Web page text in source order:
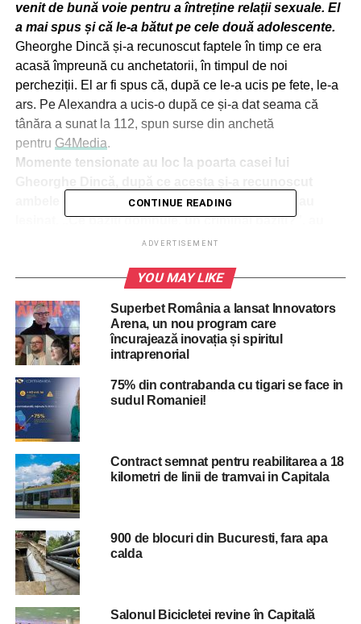
venit de bună voie pentru a întreține relații sexuale. El
a mai spus și că le-a bătut pe cele două adolescente.
Gheorghe Dincă și-a recunoscut faptele în timp ce era
acasă împreună cu anchetatorii, în timpul de noi
percheziții. El ar fi spus că, după ce le-a ucis pe fete, le-a
ars. Pe Alexandra a ucis-o după ce și-a dat seama că
tânăra a sunat la 112, spun surse din anchetă
pentru G4Media.
Momente tensionate au loc la poarta casei lui
ambele crime. Mama Luizei și bunicul acesteia au
leșinat. „Ce păziți domnule, un criminal păziți?”, au
strigat oamenii către forțele de ordine.
devenit nervoși în momentul în care s-a aflat că acesta și-
a recunoscut ambele crime.
Mama și bunicul Luizei au început să lovească în poarta
păzită de forțele de ordine.
„Uitați-vă ce ați făcut!”, a strigat mama Luizei, iar oamenii
îi raspund „politica, politica”.
Pentru că au fost oamenii împiedicați să intre, mama
Luizei a strigat către jandarmi: „Ce păziți domnule, un
criminal păziți?”.
Ulterior, atât bunicul fetei dispărute în urmă cu patru luni,
cât și mama acesteia au leșinat. „Chemați ambulanța”, au
strigat cei prezenți.
RELATED TOPICS: CARACAL CRIMINAL DECES
FETE
MOARTE
STIRI BUCURESTI
UP NEXT
Ecaterina Andronescu s-a spalat pe maini dupa
dezastrul din liceele agricole din Romania
CONTINUE READING
ADVERTISEMENT
YOU MAY LIKE
Superbet România a lansat Innovators
Arena, un nou program care
încurajează inovația și spiritul
intraprenorial
75% din contrabanda cu tigari se face in
sudul Romaniei!
Contract semnat pentru reabilitarea a 18
kilometri de linii de tramvai in Capitala
900 de blocuri din Bucuresti, fara apa
calda
Salonul Bicicletei revine în Capitală